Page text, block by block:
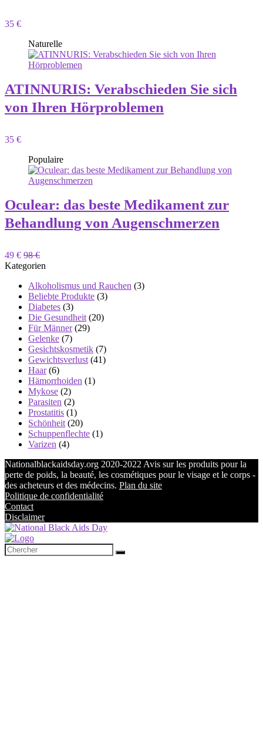
35 €
Naturelle
ATINNURIS: Verabschieden Sie sich
von Ihren Hörproblemen
35 €
Populaire
Oculear: das beste Medikament zur
Behandlung von Augenschmerzen
49 € 98 €
Kategorien
Alkoholismus und Rauchen (3)
Beliebte Produkte (3)
Diabetes (3)
Die Gesundheit (20)
Für Männer(29)
Gelenke (7)
Gesichtskosmetik (7)
Gewichtsverlust (41)
Haar(6)
Hämorrhoiden (1)
Mykose (2)
Parasiten (2)
Prostatitis (1)
Schönheit (20)
Schuppenflechte (1)
Varizen (4)
Nationalblackaidsday.org 2020-2022 Avis sur les produits pour la
perte de poids, la beauté, les cosmétiques pour le visage et le corps -
des acheteurs et des médecins. Plan du site
Politique de confidentialité
Contact
Disclaimer